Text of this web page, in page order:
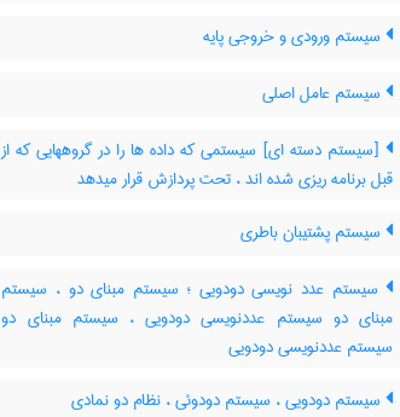
سیستم ورودی و خروجی پایه
سیستم عامل اصلی
[سیستم دسته ای] سیستمی که داده ها را در گروههایی که از
قبل برنامه ریزی شده اند ، تحت پردازش قرار میدهد
سیستم پشتیبان باطری
سیستم عدد نویسی دودویی ؛ سیستم مبنای دو ، سیستم
مبنای دو سیستم عددنویسی دودویی ، سیستم مبنای دو
سیستم عددنویسی دودویی
سیستم دودویی ، سیستم دودوئی ، نظام دو نمادی